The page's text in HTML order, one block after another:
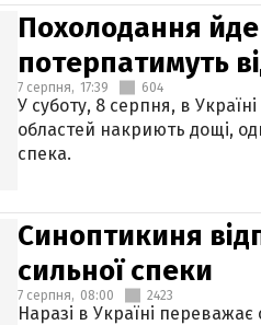
Похолодання йде
потерпатимуть
7 серпня, 17:39 604
У суботу, 8 серпня, в
областей накриють дощі,
спека.
Синоптикиня
сильної спеки
7 серпня, 08:00 2423
Наразі в Україні